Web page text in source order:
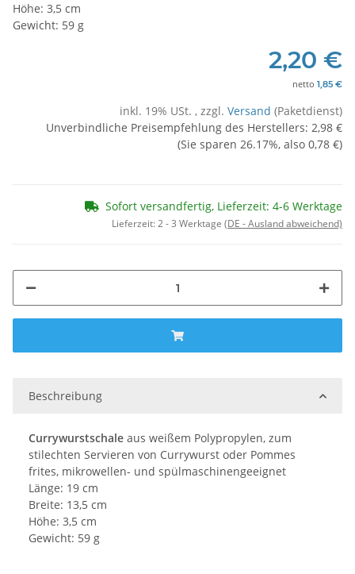
Höhe: 3,5 cm
Gewicht: 59 g
2,20 €
netto 1,85 €
inkl. 19% USt. , zzgl. Versand (Paketdienst)
Unverbindliche Preisempfehlung des Herstellers: 2,98 €
(Sie sparen 26.17%, also 0,78 €)
Sofort versandfertig, Lieferzeit: 4-6 Werktage
Lieferzeit:2 - 3 Werktage (DE - Ausland abweichend)
Beschreibung
Currywurstschale aus weißem Polypropylen, zum
stilechten Servieren von Currywurst oder Pommes
frites, mikrowellen- und spülmaschinengeeignet
Länge: 19 cm
Breite: 13,5 cm
Höhe: 3,5 cm
Gewicht: 59 g